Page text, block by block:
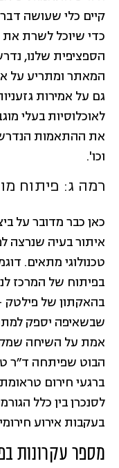
קיים כלי שעושה
כדי שיוכל לשרת את
המאתר ומתריע על
גם על אמירות
לאוכלוסיות בעלי
את ההתאמות
וכו'.
רמה ג: פיתוח
כאן כבר מדובר על
איתור בעיה שנרצה
טכנולוגי מתאים.
בפיתוח של המרכז
בהאקתון של פילטק
שבשאיפה יספק
אמת על השיחה
הבוט שפיתחה ד״ר
ברגעי חירום
לסנכרן בין כלל
בעקבות אירוע